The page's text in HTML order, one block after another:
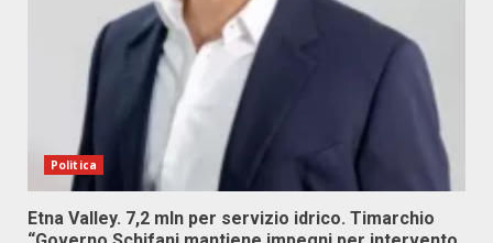
Politica
Etna Valley. 7,2 mln per servizio idrico. Timarchio